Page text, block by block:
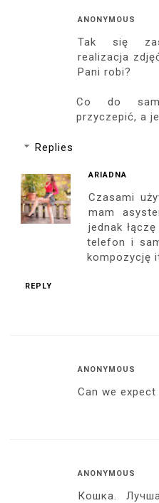
ANONYMOUS
Tak się
realizacja
Pani robi?
Co do
przyczepić, a
Replies
ARIADNA
Czasami
mam
jednak
telefon i
kompozycję
REPLY
ANONYMOUS
Can we
ANONYMOUS
Кошка.